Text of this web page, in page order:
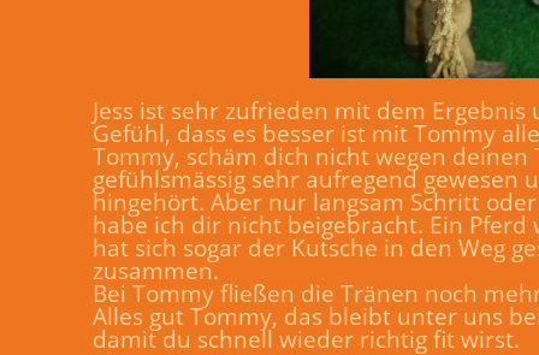
Jess ist sehr zufrieden mit dem
Gefühl, dass es besser ist mit Tommy
Tommy, schäm dich nicht wegen
gefühlsmässig sehr aufregend gewesen
hingehört. Aber nur langsam Schritt
habe ich dir nicht beigebracht. Ein Pferd
hat sich sogar der Kutsche in den Weg
zusammen.
Bei Tommy fließen die Tränen noch
Alles gut Tommy, das bleibt unter uns
damit du schnell wieder richtig fit wirst.